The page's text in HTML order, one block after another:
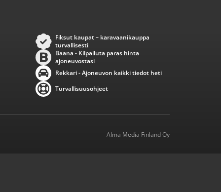
Fiksut kaupat – karavaanikauppa
turvallisesti
Baana - Kilpailuta paras hinta
ajoneuvostasi
Rekkari - Ajoneuvon kaikki tiedot heti
Turvallisuusohjeet
Alma Media Finland Oy